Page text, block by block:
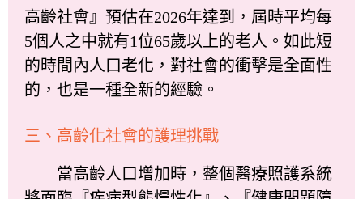
高齡社會』預估在2026年達到，屆時平均每
5個人之中就有1位65歲以上的老人。如此短
的時間內人口老化，對社會的衝擊是全面性
的，也是一種全新的經驗。
三、高齡化社會的護理挑戰
當高齡人口增加時，整個醫療照護系統